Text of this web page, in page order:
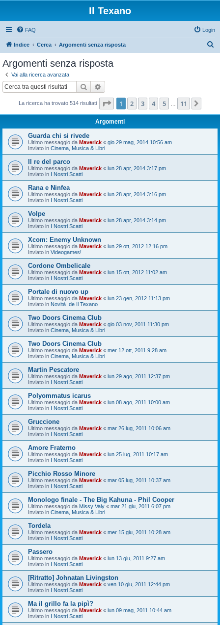
Il Texano
FAQ Login
Indice Cerca Argomenti senza risposta
Argomenti senza risposta
Vai alla ricerca avanzata
Cerca
La ricerca ha trovato 514 risultati Pagina di 11
1 2 3 4 5 11
Argomenti
Guarda chi si rivede
Ultimo messaggio da Maverick « gio 29 mag, 2014 10:56 am
Inviato in Cinema, Musica & Libri
Il re del parco
Ultimo messaggio da Maverick « lun 28 apr, 2014 3:17 pm
Inviato in I Nostri Scatti
Rana e Ninfea
Ultimo messaggio da Maverick « lun 28 apr, 2014 3:16 pm
Inviato in I Nostri Scatti
Volpe
Ultimo messaggio da Maverick « lun 28 apr, 2014 3:14 pm
Inviato in I Nostri Scatti
Xcom: Enemy Unknown
Ultimo messaggio da Maverick « lun 29 ott, 2012 12:16 pm
Inviato in Videogames!
Cordone Ombelicale
Ultimo messaggio da Maverick « lun 15 ott, 2012 11:02 am
Inviato in I Nostri Scatti
Portale di nuovo up
Ultimo messaggio da Maverick « lun 23 gen, 2012 11:13 pm
Inviato in Novità de Il Texano
Two Doors Cinema Club
Ultimo messaggio da Maverick « gio 03 nov, 2011 11:30 pm
Inviato in Cinema, Musica & Libri
Two Doors Cinema Club
Ultimo messaggio da Maverick « mer 12 ott, 2011 9:28 am
Inviato in Cinema, Musica & Libri
Martin Pescatore
Ultimo messaggio da Maverick « lun 29 ago, 2011 12:37 pm
Inviato in I Nostri Scatti
Polyommatus icarus
Ultimo messaggio da Maverick « lun 08 ago, 2011 10:00 am
Inviato in I Nostri Scatti
Gruccione
Ultimo messaggio da Maverick « mar 26 lug, 2011 10:06 am
Inviato in I Nostri Scatti
Amore Fraterno
Ultimo messaggio da Maverick « lun 25 lug, 2011 10:17 am
Inviato in I Nostri Scatti
Picchio Rosso Minore
Ultimo messaggio da Maverick « mar 05 lug, 2011 10:37 am
Inviato in I Nostri Scatti
Monologo finale - The Big Kahuna - Phil Cooper
Ultimo messaggio da Missy Valy « mar 21 giu, 2011 6:07 pm
Inviato in Cinema, Musica & Libri
Tordela
Ultimo messaggio da Maverick « mer 15 giu, 2011 10:28 am
Inviato in I Nostri Scatti
Passero
Ultimo messaggio da Maverick « lun 13 giu, 2011 9:27 am
Inviato in I Nostri Scatti
[Ritratto] Johnatan Livingston
Ultimo messaggio da Maverick « ven 10 giu, 2011 12:44 pm
Inviato in I Nostri Scatti
Ma il grillo fa la pipì?
Ultimo messaggio da Maverick « lun 09 mag, 2011 10:44 am
Inviato in I Nostri Scatti